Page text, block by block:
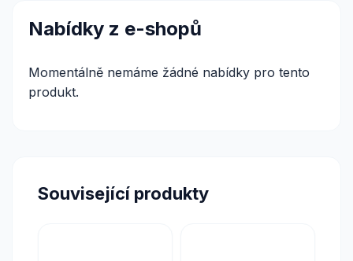
Nabídky z e-shopů
Momentálně nemáme žádné nabídky pro tento
produkt.
Související produkty